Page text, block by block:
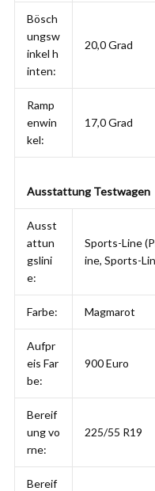
Bösch
ungsw
inkel h
inten:
20,0 Grad
Ramp
enwin
kel:
17,0 Grad
Ausstattung Testwagen
Ausst
attun
gslini
e:
Sports-Line
ine, Sports-
Farbe: Magmarot
Aufpr
eis Far
be:
900 Euro
Bereif
ung vo
rne:
225/55 R19
Bereif